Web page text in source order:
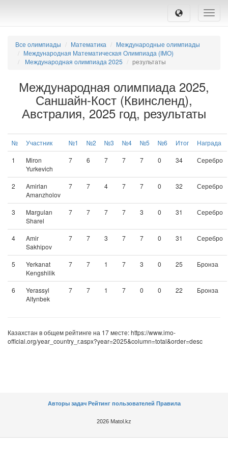
Toggle
Все олимпиады Математика
Международные олимпиады
Международная Математическая Oлимпиада (IMO)
Международная олимпиада 2025
результаты
Международная олимпиада 2025,
Саншайн-Кост (Квинсленд),
Австралия, 2025 год, результаты
№ Участник №1 №2 №3 №4 №5 №6 Итог
Награда
1
Miron
Yurkevich
7 6 7 7 7 0 34 Серебро
2
Amirlan
Amanzholov
7 7 4 7 7 0 32 Серебро
3
Margulan
Sharel
7 7 7 7 3 0 31 Серебро
4
Amir
Sakhipov
7 7 3 7 7 0 31 Серебро
5
Yerkanat
Kengshilik
7 7 1 7 3 0 25 Бронза
6
Yerassyl
Altynbek
7 7 1 7 0 0 22 Бронза
Казахстан в общем рейтинге на 17 месте: https://www.imo-
official.org/year_country_r.aspx?year=2025&column=total&order=desc
Авторы задач Рейтинг пользователей Правила
2026 Matol.kz